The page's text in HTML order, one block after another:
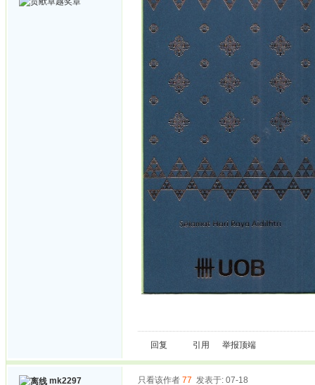
回复 引用 举报顶端
mk2297 只看该作者 77 发表于: 07-18